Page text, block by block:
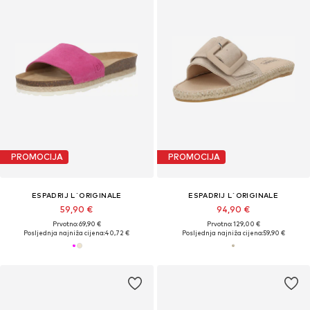
PROMOCIJA
ESPADRIJ L´ORIGINALE
59,90 €
Prvotno: 69,90 €
Posljednja najniža cijena:40,72 €
PROMOCIJA
ESPADRIJ L´ORIGINALE
94,90 €
Prvotno: 129,00 €
Posljednja najniža cijena:59,90 €